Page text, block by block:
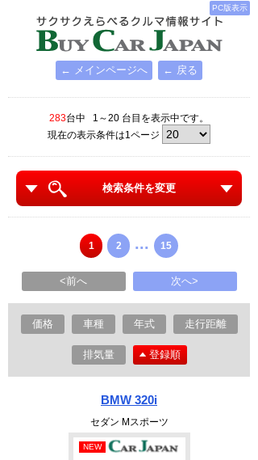
PC版表示
← メインページへ ← 戻る
283台中 1～20 台目を表示中です。
現在の表示条件は1ページ
検索条件を変更
1 2 ... 15
<前へ 次へ>
価格 車種 年式 走行距離
排気量 登録順
BMW 320i
セダン Mスポーツ
NEW